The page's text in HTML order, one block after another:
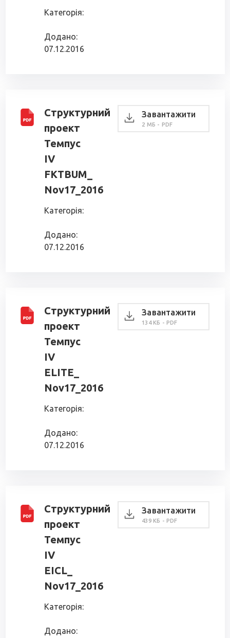
Категорія:
Додано:
07.12.2016
Структурний
проект
Темпус
IV
FKTBUM_
Nov17_2016
Категорія:
Додано:
07.12.2016
Завантажити
2 МБ - PDF
Структурний
проект
Темпус
IV
ELITE_
Nov17_2016
Категорія:
Додано:
07.12.2016
Завантажити
134 КБ - PDF
Структурний
проект
Темпус
IV
EICL_
Nov17_2016
Категорія:
Додано:
Завантажити
439 КБ - PDF